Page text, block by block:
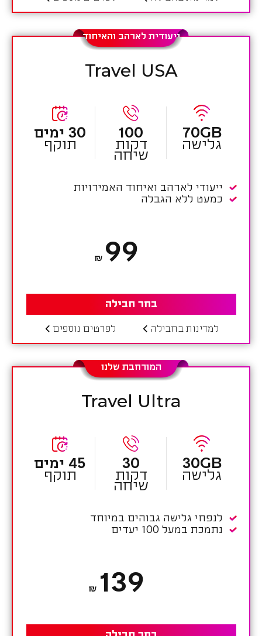
ייעודית לארהב והאיחוד
Travel USA
70GB
גלישה
100
דקות
שיחה
30 ימים
תוקף
ייעודי לארהב ואיחוד האמירויות
כמעט ללא הגבלה
₪ 99
למדינות בחבילה לפרטים נוספים
בחר חבילה
המורחבת שלנו
Travel Ultra
30GB
גלישה
30
דקות
שיחה
45 ימים
תוקף
לנפחי גלישה גבוהים במיוחד
נתמכת במעל 100 יעדים
₪ 139